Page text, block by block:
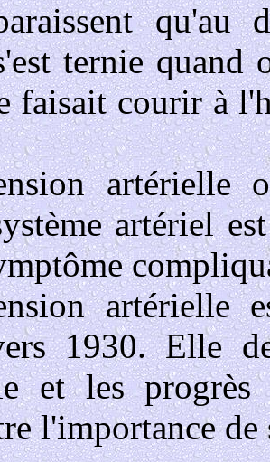
ternie quand
faisait courir à
artérielle
artériel
artérielle
1930. Elle
et les
l'importance de